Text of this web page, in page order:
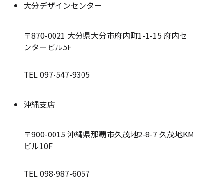
大分デザインセンター
〒870-0021 大分県大分市府内町1-1-15 府内セ
ンタービル5F
TEL 097-547-9305
沖縄支店
〒900-0015 沖縄県那覇市久茂地2-8-7 久茂地KM
ビル10F
TEL 098-987-6057